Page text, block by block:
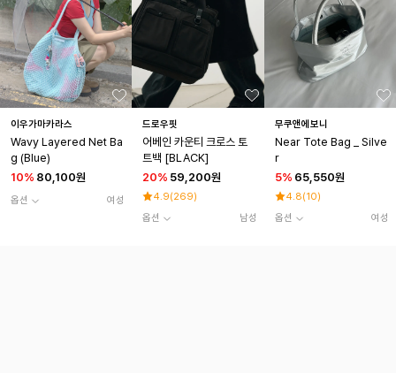
이우가마카라스
Wavy Layered Net Ba
g (Blue)
10% 80,100원
옵션 여성
드로우핏
어베인 카운티 크로스 토
트백 [BLACK]
20% 59,200원
4.9(269)
옵션
남성
무쿠앤에보니
Near Tote Bag _ Silve
r
5% 65,550원
4.8(10)
옵션
여성